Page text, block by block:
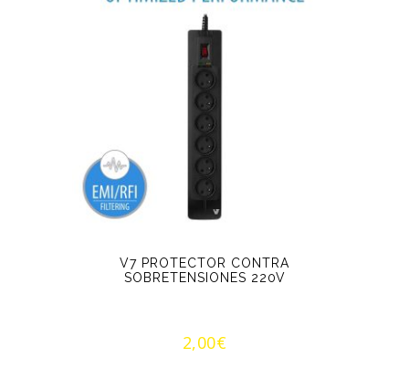
V7 PROTECTOR CONTRA
SOBRETENSIONES 220V
2,00€